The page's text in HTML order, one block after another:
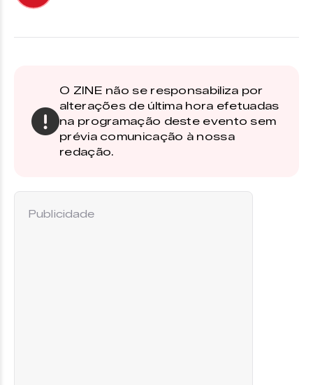
O ZINE não se responsabiliza por
alterações de última hora efetuadas
na programação deste evento sem
prévia comunicação à nossa
redação.
Publicidade